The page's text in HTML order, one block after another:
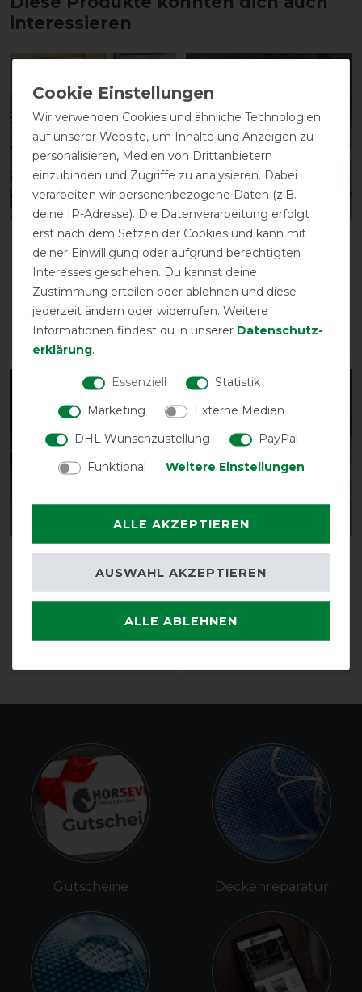
interessieren
Kentucky Dogwear
Hundedecke Dog Coat
160g - schwarz
vorher 69,95 €
52,45 € *
ARTIKEL MERKEN
Weatherbeeta Comfitec
Reissverschluss-
Fleecehundemantel
vorher 29,95 €
26,95 € *
Weatherbeeta Comfitec
Tyro Standard Medium
vorher 105,00 €
-10%
Weatherbeeta Comfitec
Reissverschluss-
Fleecehundemantel
Gutscheine Deckenreparatur
Wir verwenden Cookies und ähnliche Technologien
auf unserer Website, um Inhalte und Anzeigen zu
personalisieren, Medien von Drittanbietern
einzubinden und Zugriffe zu analysieren. Dabei
verarbeiten wir personenbezogene Daten (z.B.
deine IP-Adresse). Die Datenverarbeitung erfolgt
erst nach dem Setzen der Cookies und kann mit
deiner Einwilligung oder aufgrund berechtigten
Interesses geschehen. Du kannst deine
Zustimmung erteilen oder ablehnen und diese
jederzeit ändern oder widerrufen. Weitere
Informationen findest du in unserer Daten­schutz­
erklärung.
Essenziell
Statistik
Marketing
Externe Medien
DHL Wunschzustellung
PayPal
Funktional
Weitere Einstellungen
ALLE AKZEPTIEREN
ALLE ABLEHNEN
AUSWAHL AKZEPTIEREN